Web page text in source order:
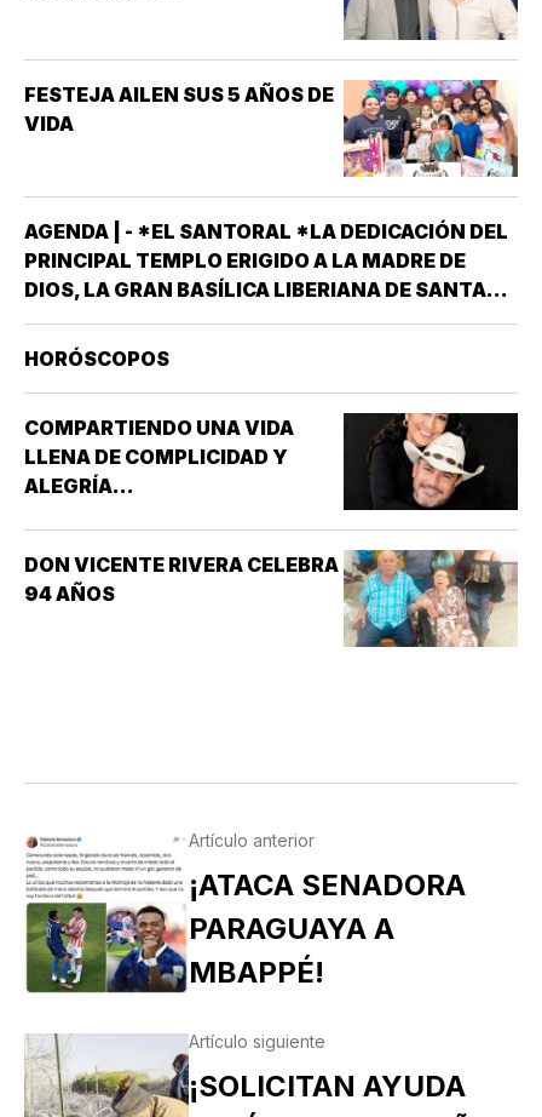
FESTEJA AILEN SUS 5 AÑOS DE
VIDA
AGENDA | - *EL SANTORAL *LA DEDICACIÓN DEL
PRINCIPAL TEMPLO ERIGIDO A LA MADRE DE
DIOS, LA GRAN BASÍLICA LIBERIANA DE SANTA
MARÍA LA MAYOR EN ROMA. NUESTRA SEÑORA
DE LAS NIEVES *SANTOS EMIGDIO OBISPO Y
HORÓSCOPOS
COMPARTIENDO UNA VIDA
LLENA DE COMPLICIDAD Y
ALEGRÍA...
DON VICENTE RIVERA CELEBRA
94 AÑOS
Artículo anterior
¡ATACA SENADORA
PARAGUAYA A
MBAPPÉ!
Artículo siguiente
¡SOLICITAN AYUDA